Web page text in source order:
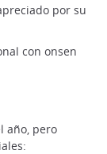
por su
con onsen
año, pero